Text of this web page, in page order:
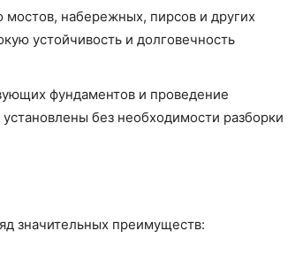
мостов, набережных, пирсов и других
устойчивость и долговечность
фундаментов и проведение
без необходимости разборки
значительных преимуществ: